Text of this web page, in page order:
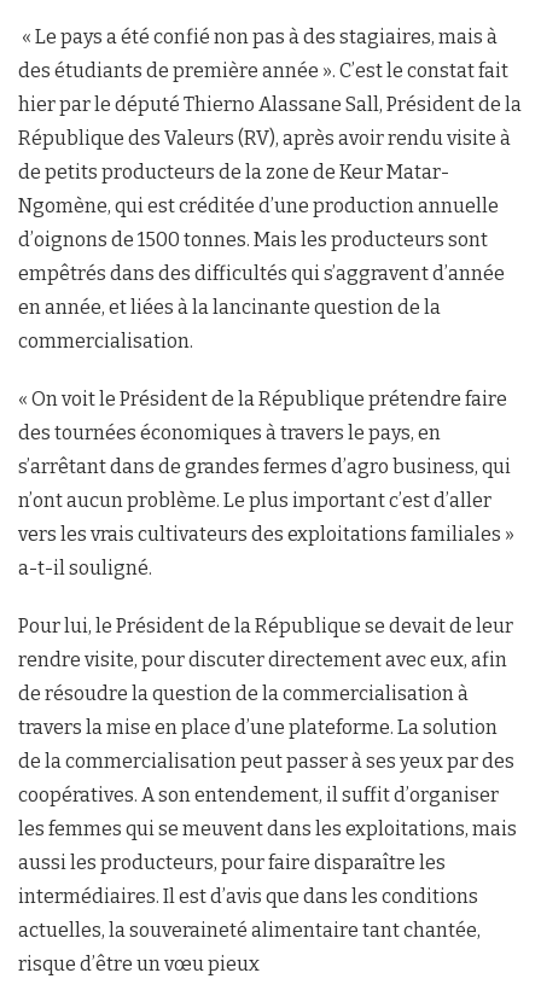
« Le pays a été confié non pas à des stagiaires, mais à
des étudiants de première année ». C’est le constat fait
hier par le député Thierno Alassane Sall, Président de la
République des Valeurs (RV), après avoir rendu visite à
de petits producteurs de la zone de Keur Matar-
Ngomène, qui est créditée d’une production annuelle
d’oignons de 1500 tonnes. Mais les producteurs sont
empêtrés dans des difficultés qui s’aggravent d’année
en année, et liées à la lancinante question de la
commercialisation.
« On voit le Président de la République prétendre faire
des tournées économiques à travers le pays, en
s’arrêtant dans de grandes fermes d’agro business, qui
n’ont aucun problème. Le plus important c’est d’aller
vers les vrais cultivateurs des exploitations familiales »
a-t-il souligné.
Pour lui, le Président de la République se devait de leur
rendre visite, pour discuter directement avec eux, afin
de résoudre la question de la commercialisation à
travers la mise en place d’une plateforme. La solution
de la commercialisation peut passer à ses yeux par des
coopératives. A son entendement, il suffit d’organiser
les femmes qui se meuvent dans les exploitations, mais
aussi les producteurs, pour faire disparaître les
intermédiaires. Il est d’avis que dans les conditions
actuelles, la souveraineté alimentaire tant chantée,
risque d’être un vœu pieux